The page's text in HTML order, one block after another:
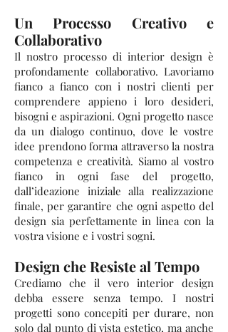
Un Processo Creativo e
Collaborativo
Il nostro processo di interior design è
profondamente collaborativo. Lavoriamo
fianco a fianco con i nostri clienti per
comprendere appieno i loro desideri,
bisogni e aspirazioni. Ogni progetto nasce
da un dialogo continuo, dove le vostre
idee prendono forma attraverso la nostra
competenza e creatività. Siamo al vostro
fianco in ogni fase del progetto,
dall’ideazione iniziale alla realizzazione
finale, per garantire che ogni aspetto del
design sia perfettamente in linea con la
vostra visione e i vostri sogni.
Design che Resiste al Tempo
Crediamo che il vero interior design
debba essere senza tempo. I nostri
progetti sono concepiti per durare, non
solo dal punto di vista estetico, ma anche